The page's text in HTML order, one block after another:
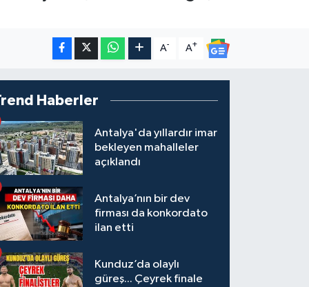
A- A+
Haberler
Antalya'da yıllardır imar
bekleyen mahalleler
açıklandı
Antalya’nın bir dev
firması da konkordato
ilan etti
Kunduz’da olaylı
güreş... Çeyrek finale